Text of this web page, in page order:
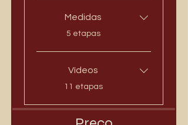
Medidas
.
5 etapas
Vídeos
.
11 etapas